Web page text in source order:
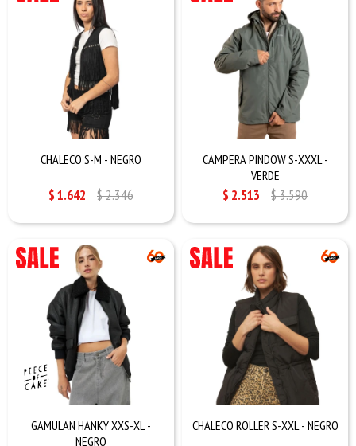
CHALECO S-M - NEGRO
$1.642 $2.346
CAMPERA PINDOW S-XXXL -
VERDE
$ 2.513 $3.590
GAMULAN HANKY XXS-XL -
NEGRO
CHALECO ROLLER S-XXL - NEGRO